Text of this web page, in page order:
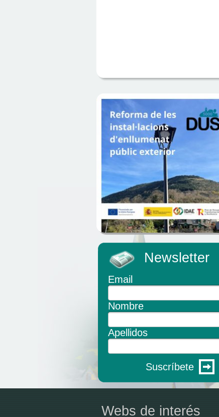
Newsletter
Email
Nombre
Apellidos
Suscríbete
Webs de interés